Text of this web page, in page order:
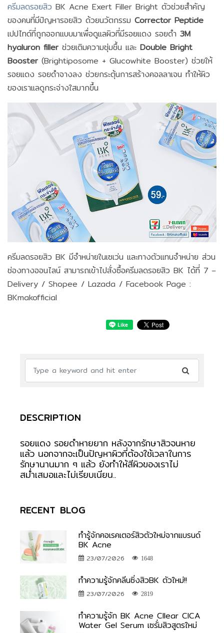
ครีมลดรอยสิว BK Acne Exert Filler Bright ตัวช่วยสำคัญ
ของคนที่มีปัญหารอยสิว ด้วยนวัตกรรม Corrector Peptide
เปปไทด์ที่ถูกออกแบบมาเพื่อดูแลผิวที่มีรอยแดง รอยดำ 3M
hyaluron filler ช่วยเติมความชุ่มชื้น และ Double Bright
Booster (Brightiposome + Glucowhite Booster) ช่วยให้
รอยแดง รอยดำจางลง ช่วยกระตุ้นการสร้างคอลลาเจน ทำให้ผิว
ของเราแลดูกระจ่างใสมากขึ้น
ครีมลดรอยสิว BK มีจำหน่ายในเซเว่น และทางตัวแทนจำหน่าย ส่วน
ช่องทางออนไลน์ สามารถเข้าไปสั่งซื้อครีมลดรอยสิว BK ได้ที่ 7 –
Delivery / Shopee / Lazada / Facebook Page :
BKmakofficial
DESCRIPTION
รอยแดง รอยดำหายยาก หลังจากรักษาสิวจนหาย
แล้ว นอกจากจะเป็นปัญหาผิวที่ต้องใช้เวลาในการ
รักษานานมาก ๆ แล้ว ยังทำให้สีผิวของเราไม่
สม่ำเสมอและไม่เรียบเนียน..
RECENT BLOG
ทำรู้จักคอเรคเตอร์สิวตัวใหม่จากแบรนด์
BK Acne
23/07/2026 1648
ทำความรู้จักคลีนซิ่งสิวBK ตัวใหม่!!
23/07/2026 2819
ทำความรู้จัก BK Acne Cllear CICA
Water Gel Serum เซรั่มสิวสูตรใหม่